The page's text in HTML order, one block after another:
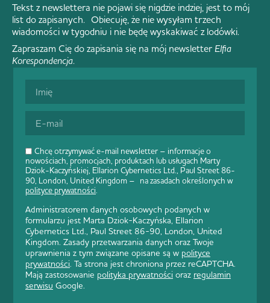
Chcę otrzymywać e-mail newsletter – informacje o
nowościach, promocjach, produktach lub usługach Marty
Dziok-Kaczyńskiej, Ellarion Cybernetics Ltd., Paul Street 86-
90, London, United Kingdom – na zasadach określonych w
polityce prywatności.
Administratorem danych osobowych podanych w
formularzu jest Marta Dziok-Kaczyńska, Ellarion
Cybernetics Ltd., Paul Street 86-90, London, United
Kingdom. Zasady przetwarzania danych oraz Twoje
uprawnienia z tym związane opisane są w polityce
prywatności. Ta strona jest chroniona przez reCAPTCHA.
Mają zastosowanie polityka prywatności oraz regulamin
serwisu Google.
Tekst z newslettera nie pojawi się nigdzie indziej, jest to mój
list do zapisanych. Obiecuję, że nie wysyłam trzech
wiadomości w tygodniu i nie będę wyskakiwać z lodówki.
Zapraszam Cię do zapisania się na mój newsletter Elfia
Korespondencja.